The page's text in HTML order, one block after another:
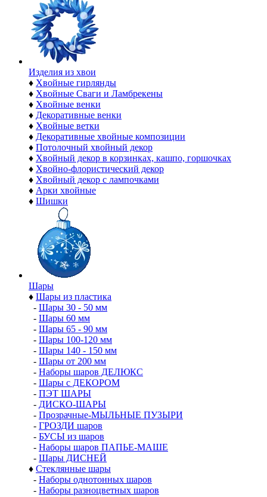
Изделия из хвои
♦ Хвойные гирлянды
♦ Хвойные Сваги и Ламбрекены
♦ Хвойные венки
♦ Декоративные венки
♦ Хвойные ветки
♦ Декоративные хвойные композиции
♦ Потолочный хвойный декор
♦ Хвойный декор в корзинках, кашпо, горшочках
♦ Хвойно-флористический декор
♦ Хвойный декор с лампочками
♦ Арки хвойные
♦ Шишки
Шары
♦ Шары из пластика
- Шары 30 - 50 мм
- Шары 60 мм
- Шары 65 - 90 мм
- Шары 100-120 мм
- Шары 140 - 150 мм
- Шары от 200 мм
- Наборы шаров ДЕЛЮКС
- Шары с ДЕКОРОМ
- ПЭТ ШАРЫ
- ДИСКО-ШАРЫ
- Прозрачные-МЫЛЬНЫЕ ПУЗЫРИ
- ГРОЗДИ шаров
- БУСЫ из шаров
- Наборы шаров ПАПЬЕ-МАШЕ
- Шары ДИСНЕЙ
♦ Стеклянные шары
- Наборы однотонных шаров
- Наборы разноцветных шаров